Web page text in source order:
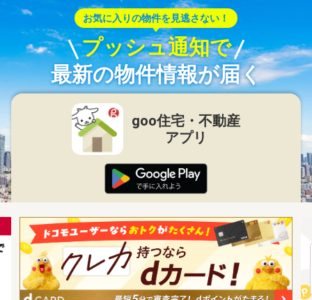
お気に入りの物件を見逃さない！
プッシュ通知で
最新の物件情報が届く
goo住宅・不動産
アプリ